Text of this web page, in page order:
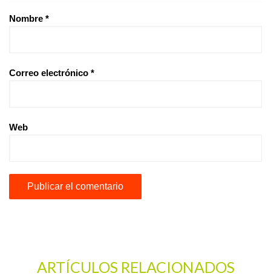
Nombre *
Correo electrónico *
Web
ARTÍCULOS RELACIONADOS